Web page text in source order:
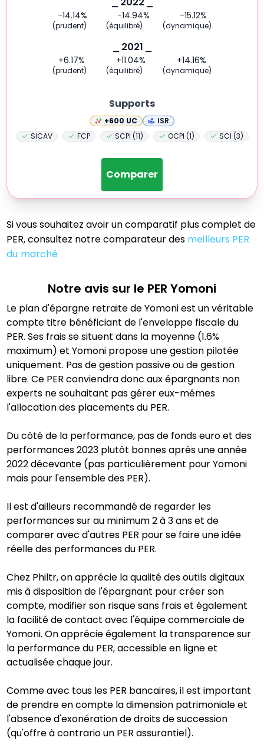
-14.14% -14.94% -15.12%
(prudent) (équilibré) (dynamique)
⎯ 2021 ⎯
+6.17% +11.04% +14.16%
(prudent) (équilibré) (dynamique)
Supports
+600 UC
ISR
SICAV
FCP SCPI (11) OCPI (1) SCI (3)
Comparer
Si vous souhaitez avoir un comparatif plus complet de
PER, consultez notre comparateur des meilleurs PER
du marché
Notre avis sur le PER Yomoni
Le plan d'épargne retraite de Yomoni est un véritable
compte titre bénéficiant de l'enveloppe fiscale du
PER. Ses frais se situent dans la moyenne (1.6%
maximum) et Yomoni propose une gestion pilotée
uniquement. Pas de gestion passive ou de gestion
libre. Ce PER conviendra donc aux épargnants non
experts ne souhaitant pas gérer eux-mêmes
l'allocation des placements du PER.
Du côté de la performance, pas de fonds euro et des
performances 2023 plutôt bonnes après une année
2022 décevante (pas particulièrement pour Yomoni
mais pour l'ensemble des PER).
Il est d'ailleurs recommandé de regarder les
performances sur au minimum 2 à 3 ans et de
comparer avec d'autres PER pour se faire une idée
réelle des performances du PER.
Chez Philtr, on apprécie la qualité des outils digitaux
mis à disposition de l'épargnant pour créer son
compte, modifier son risque sans frais et également
la facilité de contact avec l'équipe commerciale de
Yomoni. On apprécie également la transparence sur
la performance du PER, accessible en ligne et
actualisée chaque jour.
Comme avec tous les PER bancaires, il est important
de prendre en compte la dimension patrimoniale et
l'absence d'exonération de droits de succession
(qu'offre à contrario un PER assurantiel).